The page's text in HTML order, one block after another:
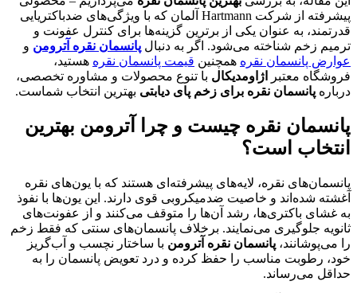
پیشرفته از شرکت Hartmann آلمان که با ویژگی‌های ضدباکتریایی
قدرتمند، به عنوان یکی از برترین گزینه‌ها برای کنترل عفونت و
ترمیم زخم شناخته می‌شود. اگر به دنبال پانسمان نقره آترومن و
عوارض پانسمان نقره همچنین قیمت پانسمان نقره هستید،
فروشگاه معتبر
اژاومدیکال با تنوع محصولات و مشاوره تخصصی،
درباره پانسمان نقره برای زخم پای دیابتی بهترین انتخاب شماست.
پانسمان نقره چیست و چرا آترومن بهترین
انتخاب است؟
پانسمان‌های نقره، لایه‌های پیشرفته‌ای هستند که با یون‌های نقره
آغشته شده‌اند و خاصیت ضدمیکروبی قوی دارند. این یون‌ها با نفوذ
به غشای باکتری‌ها، رشد آن‌ها را متوقف می‌کنند و از عفونت‌های
ثانویه جلوگیری می‌نمایند. برخلاف پانسمان‌های سنتی که فقط زخم
را می‌پوشانند، پانسمان نقره آترومن با ساختار نچسب و آب‌گریز
خود، رطوبت مناسب را حفظ کرده و درد تعویض پانسمان را به
حداقل می‌رساند.